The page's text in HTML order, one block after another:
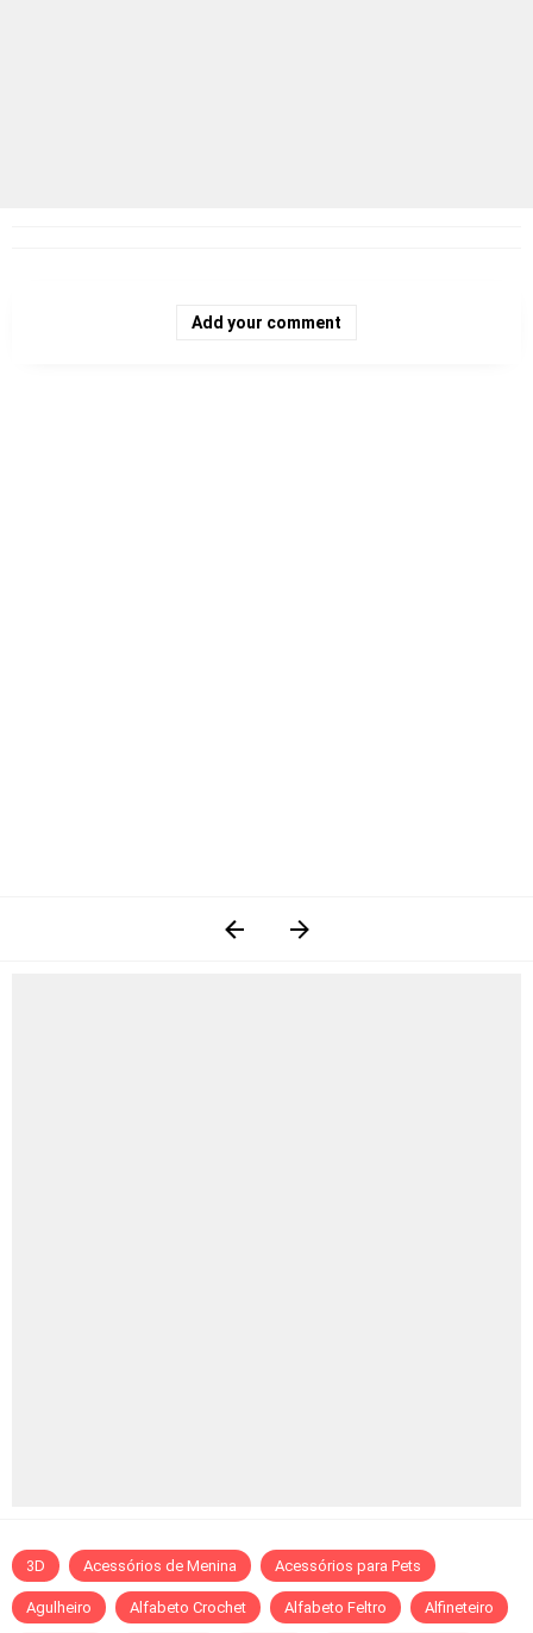
Add your comment
3D Acessórios de Menina Acessórios para Pets
Agulheiro Alfabeto Crochet Alfabeto Feltro Alfineteiro